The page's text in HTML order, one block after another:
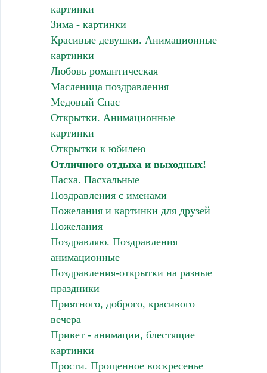
картинки
Зима - картинки
Красивые девушки. Анимационные
картинки
Любовь романтическая
Масленица поздравления
Медовый Спас
Открытки. Анимационные
картинки
Открытки к юбилею
Отличного отдыха и выходных!
Пасха. Пасхальные
Поздравления с именами
Пожелания и картинки для друзей
Пожелания
Поздравляю. Поздравления
анимационные
Поздравления-открытки на разные
праздники
Приятного, доброго, красивого
вечера
Привет - анимации, блестящие
картинки
Прости. Прощенное воскресенье